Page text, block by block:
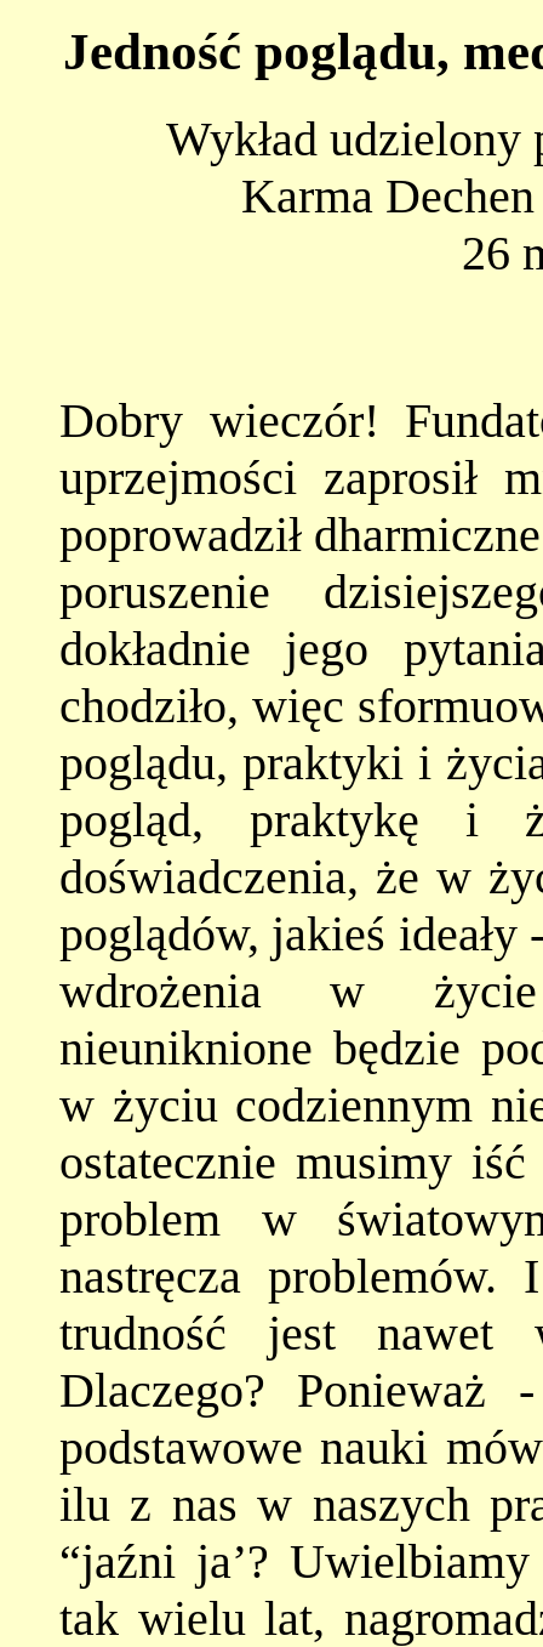
Jedność poglądu,
Wykład udzielony
Karma
26
Dobry wieczór!
uprzejmości zaprosił
poprowadził
poruszenie
dokładnie jego
chodziło, więc
poglądu, praktyki i
pogląd, praktykę i
doświadczenia, że w
poglądów, jakieś
wdrożenia w życie
nieuniknione będzie
w życiu codziennym
ostatecznie musimy
problem w
nastręcza
trudność jest nawet
Dlaczego?
podstawowe nauki
ilu z nas w naszych
“jaźni ja’?
tak wielu lat,